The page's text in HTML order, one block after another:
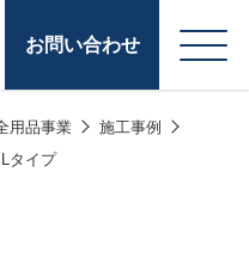
お問い合わせ
用品事業
施工事例
タイプ